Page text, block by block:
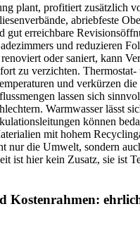
plant, profitiert zusätzlich
abriebfeste
gut erreichbare
und reduzieren
oder saniert, kann
zu verzichten. Thermostat-
und verkürzen
lassen sich
Warmwasser lässt
können
mit hohem
nur die Umwelt, sondern
ist hier kein Zusatz, sie ist
Kostenrahmen: